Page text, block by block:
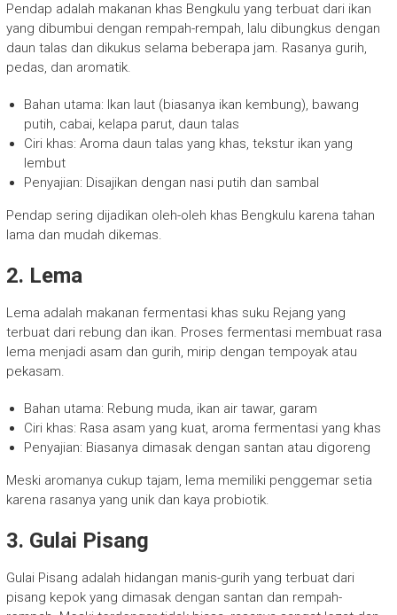
Pendap adalah makanan khas Bengkulu yang terbuat dari ikan
yang dibumbui dengan rempah-rempah, lalu dibungkus dengan
daun talas dan dikukus selama beberapa jam. Rasanya gurih,
pedas, dan aromatik.
Bahan utama: Ikan laut (biasanya ikan kembung), bawang
putih, cabai, kelapa parut, daun talas
Ciri khas: Aroma daun talas yang khas, tekstur ikan yang
lembut
Penyajian: Disajikan dengan nasi putih dan sambal
Pendap sering dijadikan oleh-oleh khas Bengkulu karena tahan
lama dan mudah dikemas.
2. Lema
Lema adalah makanan fermentasi khas suku Rejang yang
terbuat dari rebung dan ikan. Proses fermentasi membuat rasa
lema menjadi asam dan gurih, mirip dengan tempoyak atau
pekasam.
Bahan utama: Rebung muda, ikan air tawar, garam
Ciri khas: Rasa asam yang kuat, aroma fermentasi yang khas
Penyajian: Biasanya dimasak dengan santan atau digoreng
Meski aromanya cukup tajam, lema memiliki penggemar setia
karena rasanya yang unik dan kaya probiotik.
3. Gulai Pisang
Gulai Pisang adalah hidangan manis-gurih yang terbuat dari
pisang kepok yang dimasak dengan santan dan rempah-